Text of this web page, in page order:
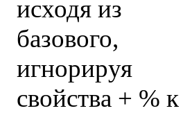
исходя из
базового,
игнорируя
свойства + % к